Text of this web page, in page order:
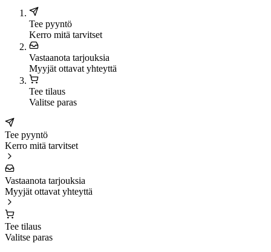
Tee pyyntö
Kerro mitä tarvitset
Vastaanota tarjouksia
Myyjät ottavat yhteyttä
Tee tilaus
Valitse paras
Tee pyyntö
Kerro mitä tarvitset
Vastaanota tarjouksia
Myyjät ottavat yhteyttä
Tee tilaus
Valitse paras